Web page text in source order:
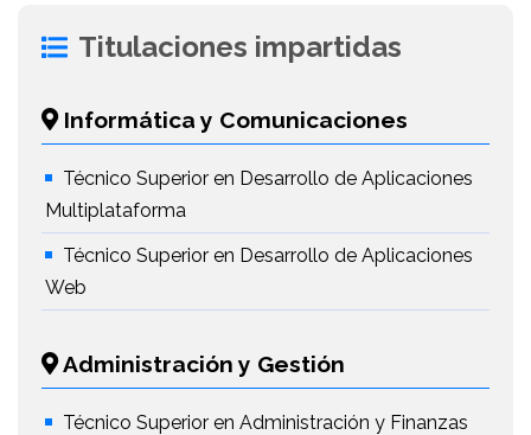
Titulaciones impartidas
Informática y Comunicaciones
Técnico Superior en Desarrollo de Aplicaciones
Multiplataforma
Técnico Superior en Desarrollo de Aplicaciones
Web
Administración y Gestión
Técnico Superior en Administración y Finanzas